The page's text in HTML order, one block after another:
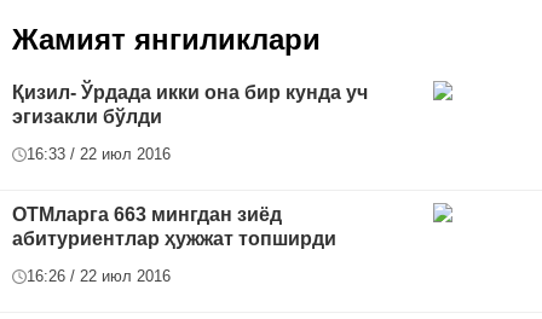
Жамият янгиликлари
Қизил- Ўрдада икки она бир кунда уч
эгизакли бўлди
16:33 / 22 июл 2016
ОТМларга 663 мингдан зиёд
абитуриентлар ҳужжат топширди
16:26 / 22 июл 2016